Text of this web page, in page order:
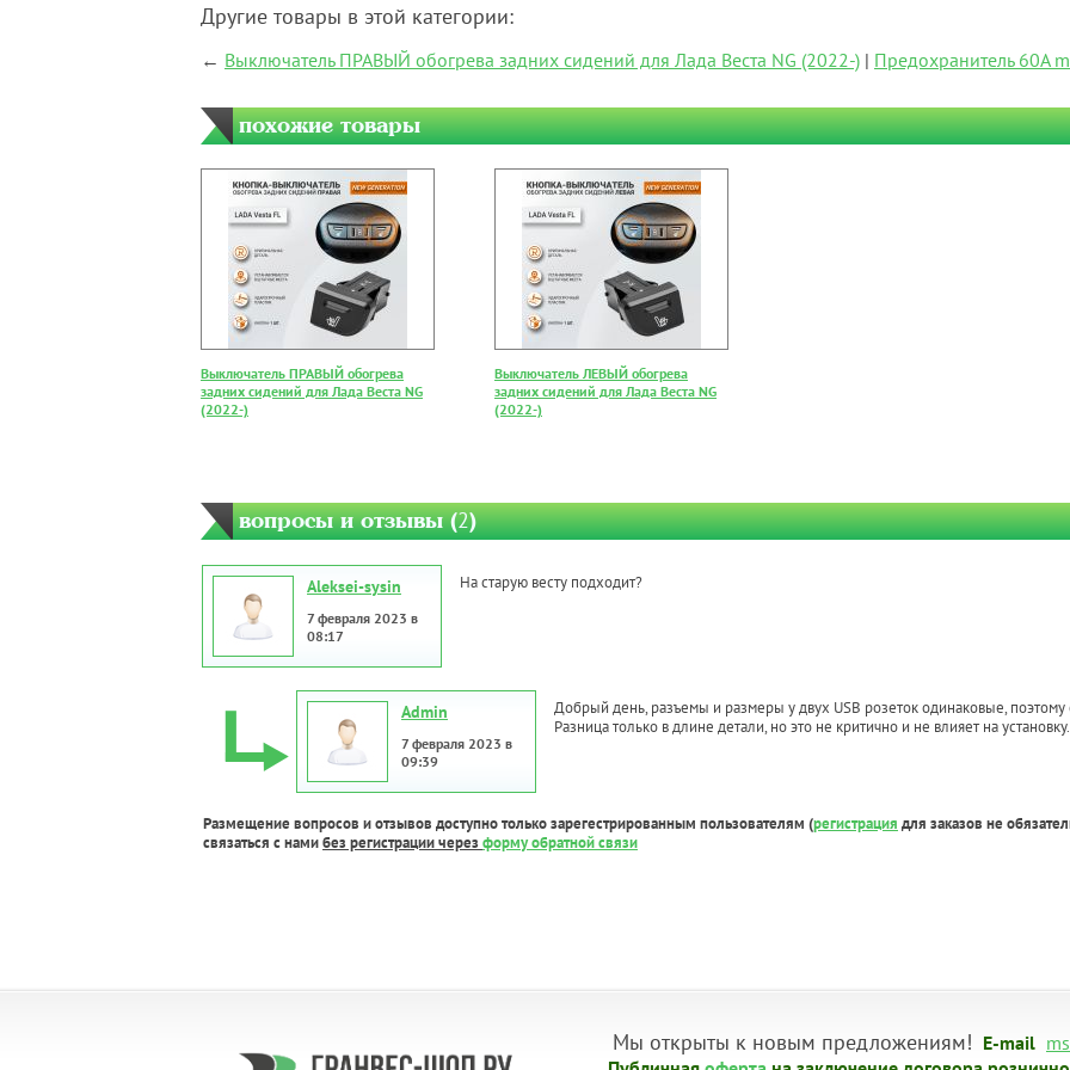
Другие товары в этой категории:
← Выключатель ПРАВЫЙ обогрева задних сидений для Лада Веста NG (2022-) | Предохранитель 60А
похожие товары
Выключатель ПРАВЫЙ обогрева
задних сидений для Лада Веста NG
(2022-)
Выключатель ЛЕВЫЙ обогрева
задних сидений для Лада Веста NG
(2022-)
вопросы и отзывы (2)
Aleksei-sysin
7 февраля 2023 в
08:17
На старую весту подходит?
Admin
7 февраля 2023 в
09:39
Добрый день, разъемы и размеры у двух USB розеток одинаковые,
Разница только в длине детали, но это не критично и не влияет на установку.
Размещение вопросов и отзывов доступно только зарегестрированным пользователям (регистрация для заказов не
связаться с намибез регистрации через форму обратной связи
Мы открыты к новым предложениям! E-mail